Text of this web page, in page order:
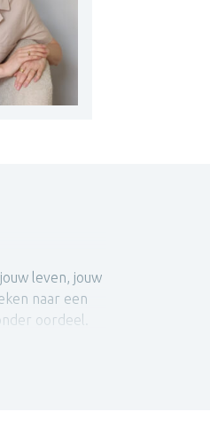
leven, jouw
naar een
oordeel.